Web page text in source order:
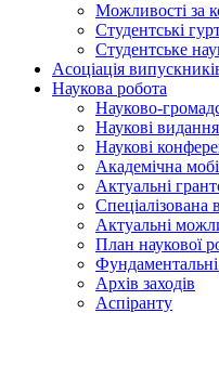
Можливості за
Студентські
Студентське
Асоціація
Наукова робота
Науково-
Наукові видання
Наукові
Академічна
Актуальні
Спеціалізована
Актуальні
План наукової
Архів заходів
Аспіранту